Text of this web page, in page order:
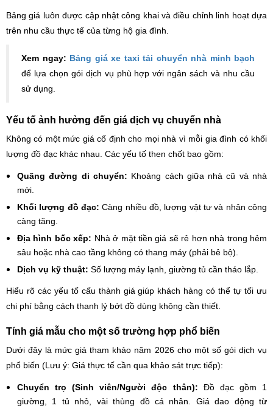
Bảng giá luôn được cập nhật công khai và điều chỉnh linh hoạt dựa
trên nhu cầu thực tế của từng hộ gia đình.
Xem ngay: Bảng giá xe taxi tải chuyển nhà minh bạch
để lựa chọn gói dịch vụ phù hợp với ngân sách và nhu cầu
sử dụng.
Yếu tố ảnh hưởng đến giá dịch vụ chuyển nhà
Không có một mức giá cố định cho mọi nhà vì mỗi gia đình có khối
lượng đồ đạc khác nhau. Các yếu tố then chốt bao gồm:
Quãng đường di chuyển: Khoảng cách giữa nhà cũ và nhà
mới.
Khối lượng đồ đạc: Càng nhiều đồ, lượng vật tư và nhân công
càng tăng.
Địa hình bốc xếp: Nhà ở mặt tiền giá sẽ rẻ hơn nhà trong hẻm
sâu hoặc nhà cao tầng không có thang máy (phải bê bộ).
Dịch vụ kỹ thuật: Số lượng máy lạnh, giường tủ cần tháo lắp.
Hiểu rõ các yếu tố cấu thành giá giúp khách hàng có thể tự tối ưu
chi phí bằng cách thanh lý bớt đồ dùng không cần thiết.
Tính giá mẫu cho một số trường hợp phổ biến
Dưới đây là mức giá tham khảo năm 2026 cho một số gói dịch vụ
phổ biến (Lưu ý: Giá thực tế cần qua khảo sát trực tiếp):
Chuyển trọ (Sinh viên/Người độc thân): Đồ đạc gồm 1
giường, 1 tủ nhỏ, vài thùng đồ cá nhân. Giá dao động từ